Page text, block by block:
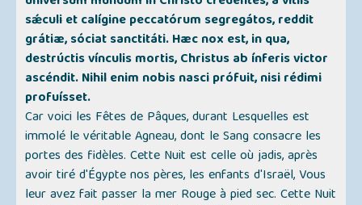
sǽculi et calígine peccatórum segregátos, reddit
grátiæ, sóciat sanctitáti. Hæc nox est, in qua,
destrúctis vínculis mortis, Christus ab ínferis victor
ascéndit. Nihil enim nobis nasci prófuit, nisi rédimi
profuísset.
Car voici les Fêtes de Pâques, durant Lesquelles est
immolé le véritable Agneau, dont le Sang consacre les
portes des fidèles. Cette Nuit est celle où jadis, après
avoir tiré d'Égypte nos pères, les enfants d'Israël, Vous
leur avez fait passer la mer Rouge à pied sec. Cette Nuit